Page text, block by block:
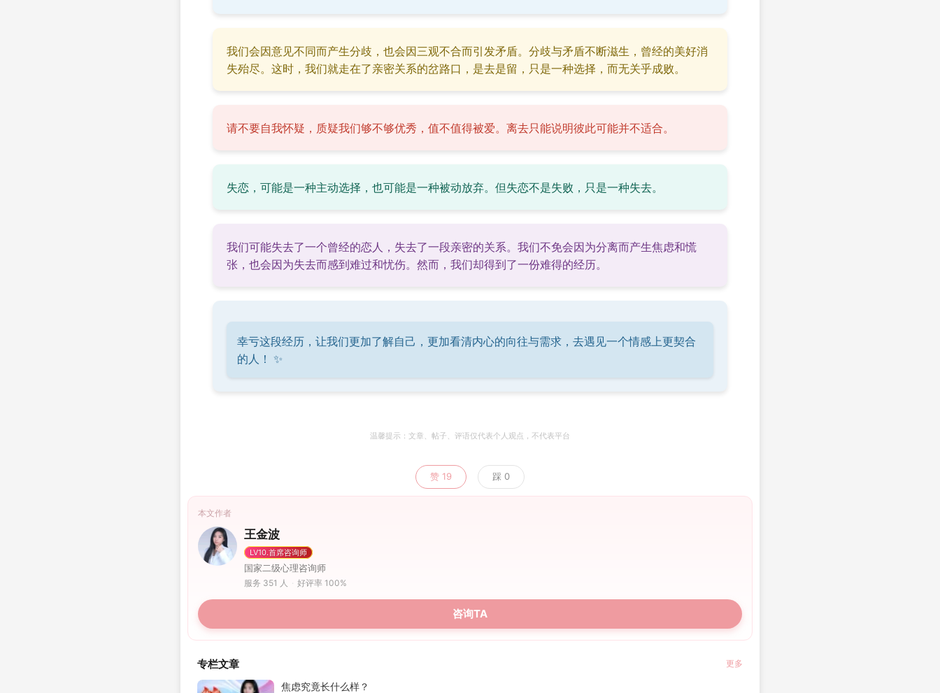
我们会因意见不同而产生分歧，也会因三观不合而引发矛盾。分歧与矛盾不断滋生，曾经的美好消
失殆尽。这时，我们就走在了亲密关系的岔路口，是去是留，只是一种选择，而无关乎成败。
请不要自我怀疑，质疑我们够不够优秀，值不值得被爱。离去只能说明彼此可能并不适合。
失恋，可能是一种主动选择，也可能是一种被动放弃。但失恋不是失败，只是一种失去。
我们可能失去了一个曾经的恋人，失去了一段亲密的关系。我们不免会因为分离而产生焦虑和慌
张，也会因为失去而感到难过和忧伤。然而，我们却得到了一份难得的经历。
幸亏这段经历，让我们更加了解自己，更加看清内心的向往与需求，去遇见一个情感上更契合
的人！ ✨
温馨提示：文章、帖子、评语仅代表个人观点，不代表平台
赞 19 踩 0
本文作者
王金波
LV10.首席咨询师
国家二级心理咨询师
服务 351 人 · 好评率 100%
咨询TA
专栏文章 更多
焦虑究竟长什么样？